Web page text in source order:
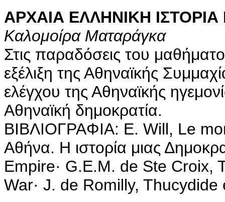
ΑΡΧΑΙΑ ΕΛΛΗΝΙΚΗ ΙΣΤΟΡΙΑ
Καλομοίρα Ματαράγκα
Στις παραδόσεις του
εξέλιξη της Αθηναϊκής
ελέγχου της Αθηναϊκής
Αθηναϊκή δημοκρατία.
BIBΛIOΓPAΦIA: E. Will, Le
Aθήνα. H ιστορία μιας
Empire· G.E.M. de Ste Croix,
War· J. de Romilly,